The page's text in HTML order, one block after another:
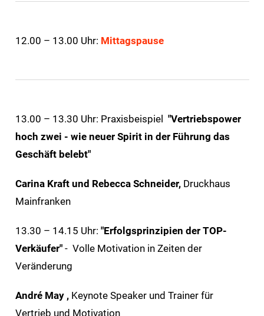
12.00 – 13.00 Uhr: Mittagspause
13.00 – 13.30 Uhr: Praxisbeispiel "Vertriebspower
hoch zwei - wie neuer Spirit in der Führung das
Geschäft belebt"
Carina Kraft und Rebecca Schneider,Druckhaus
Mainfranken
13.30 – 14.15 Uhr: "Erfolgsprinzipien der TOP-
Verkäufer"- Volle Motivation in Zeiten der
Veränderung
André May , Keynote Speaker und Trainer für
Vertrieb und Motivation